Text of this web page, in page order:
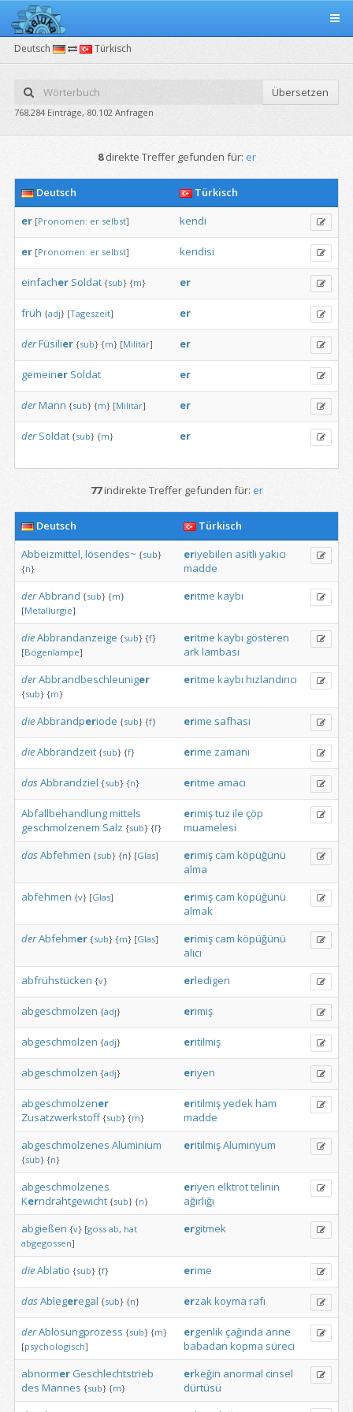
Deutsch Türkisch
Übersetzen
768.284 Einträge, 80.102 Anfragen
8direkte Treffer gefunden für: er
Deutsch
Türkisch
er [Pronomen: er selbst] kendi
er [Pronomen: er selbst] kendisi
einfacher Soldat {sub} {m} er
früh {adj} [Tageszeit] er
derFüsilier {sub} {m} [Militär] er
gemeiner Soldat er
derMann {sub} {m} [Militär] er
der Soldat {sub} {m} er
77indirekte Treffer gefunden für: er
Deutsch
Türkisch
Abbeizmittel,lösendes~ {sub}
{n}
eriyebilen asitli yakıcı
madde
derAbbrand {sub} {m}
[Metallurgie]
eritme kaybı
dieAbbrandanzeige {sub} {f}
[Bogenlampe]
eritme kaybı gösteren
arklambası
derAbbrandbeschleuniger
{sub} {m}
eritme kaybı hızlandırıcı
dieAbbrandperiode {sub} {f} erime safhası
dieAbbrandzeit {sub} {f} erime zamanı
dasAbbrandziel {sub} {n} eritme amacı
Abfallbehandlungmittels
geschmolzenem Salz {sub} {f}
erimiştuz ile çöp
muamelesi
dasAbfehmen {sub} {n} [Glas] erimiş cam köpüğünü
alma
abfehmen {v} [Glas] erimiş cam köpüğünü
almak
derAbfehmer {sub} {m} [Glas] erimiş cam köpüğünü
alıcı
abfrühstücken {v} erledigen
abgeschmolzen {adj} erimiş
abgeschmolzen {adj} eritilmiş
abgeschmolzen {adj} eriyen
abgeschmolzener
Zusatzwerkstoff {sub} {m}
eritilmişyedekham
madde
abgeschmolzenes Aluminium
{sub} {n}
eritilmişAluminyum
abgeschmolzenes
Kerndrahtgewicht {sub} {n}
eriyen elktrottelinin
ağırlığı
abgießen {v} [goss ab, hat
abgegossen]
ergitmek
dieAblatio {sub} {f} erime
dasAblegeregal {sub} {n} erzakkoyma rafı
derAblösungprozess {sub} {m}
[psychologisch]
ergenlik çağında anne
babadan kopma süreci
abnormer Geschlechtstrieb
des Mannes {sub} {m}
erkeğin anormal cinsel
dürtüsü